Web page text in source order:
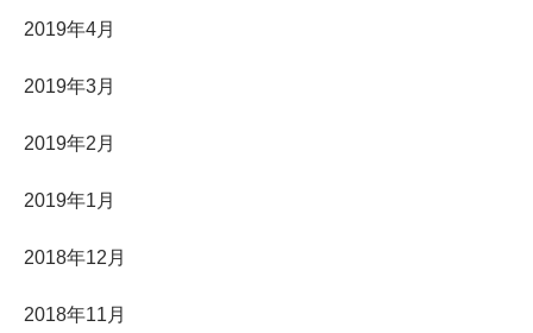
2019年4月
2019年3月
2019年2月
2019年1月
2018年12月
2018年11月